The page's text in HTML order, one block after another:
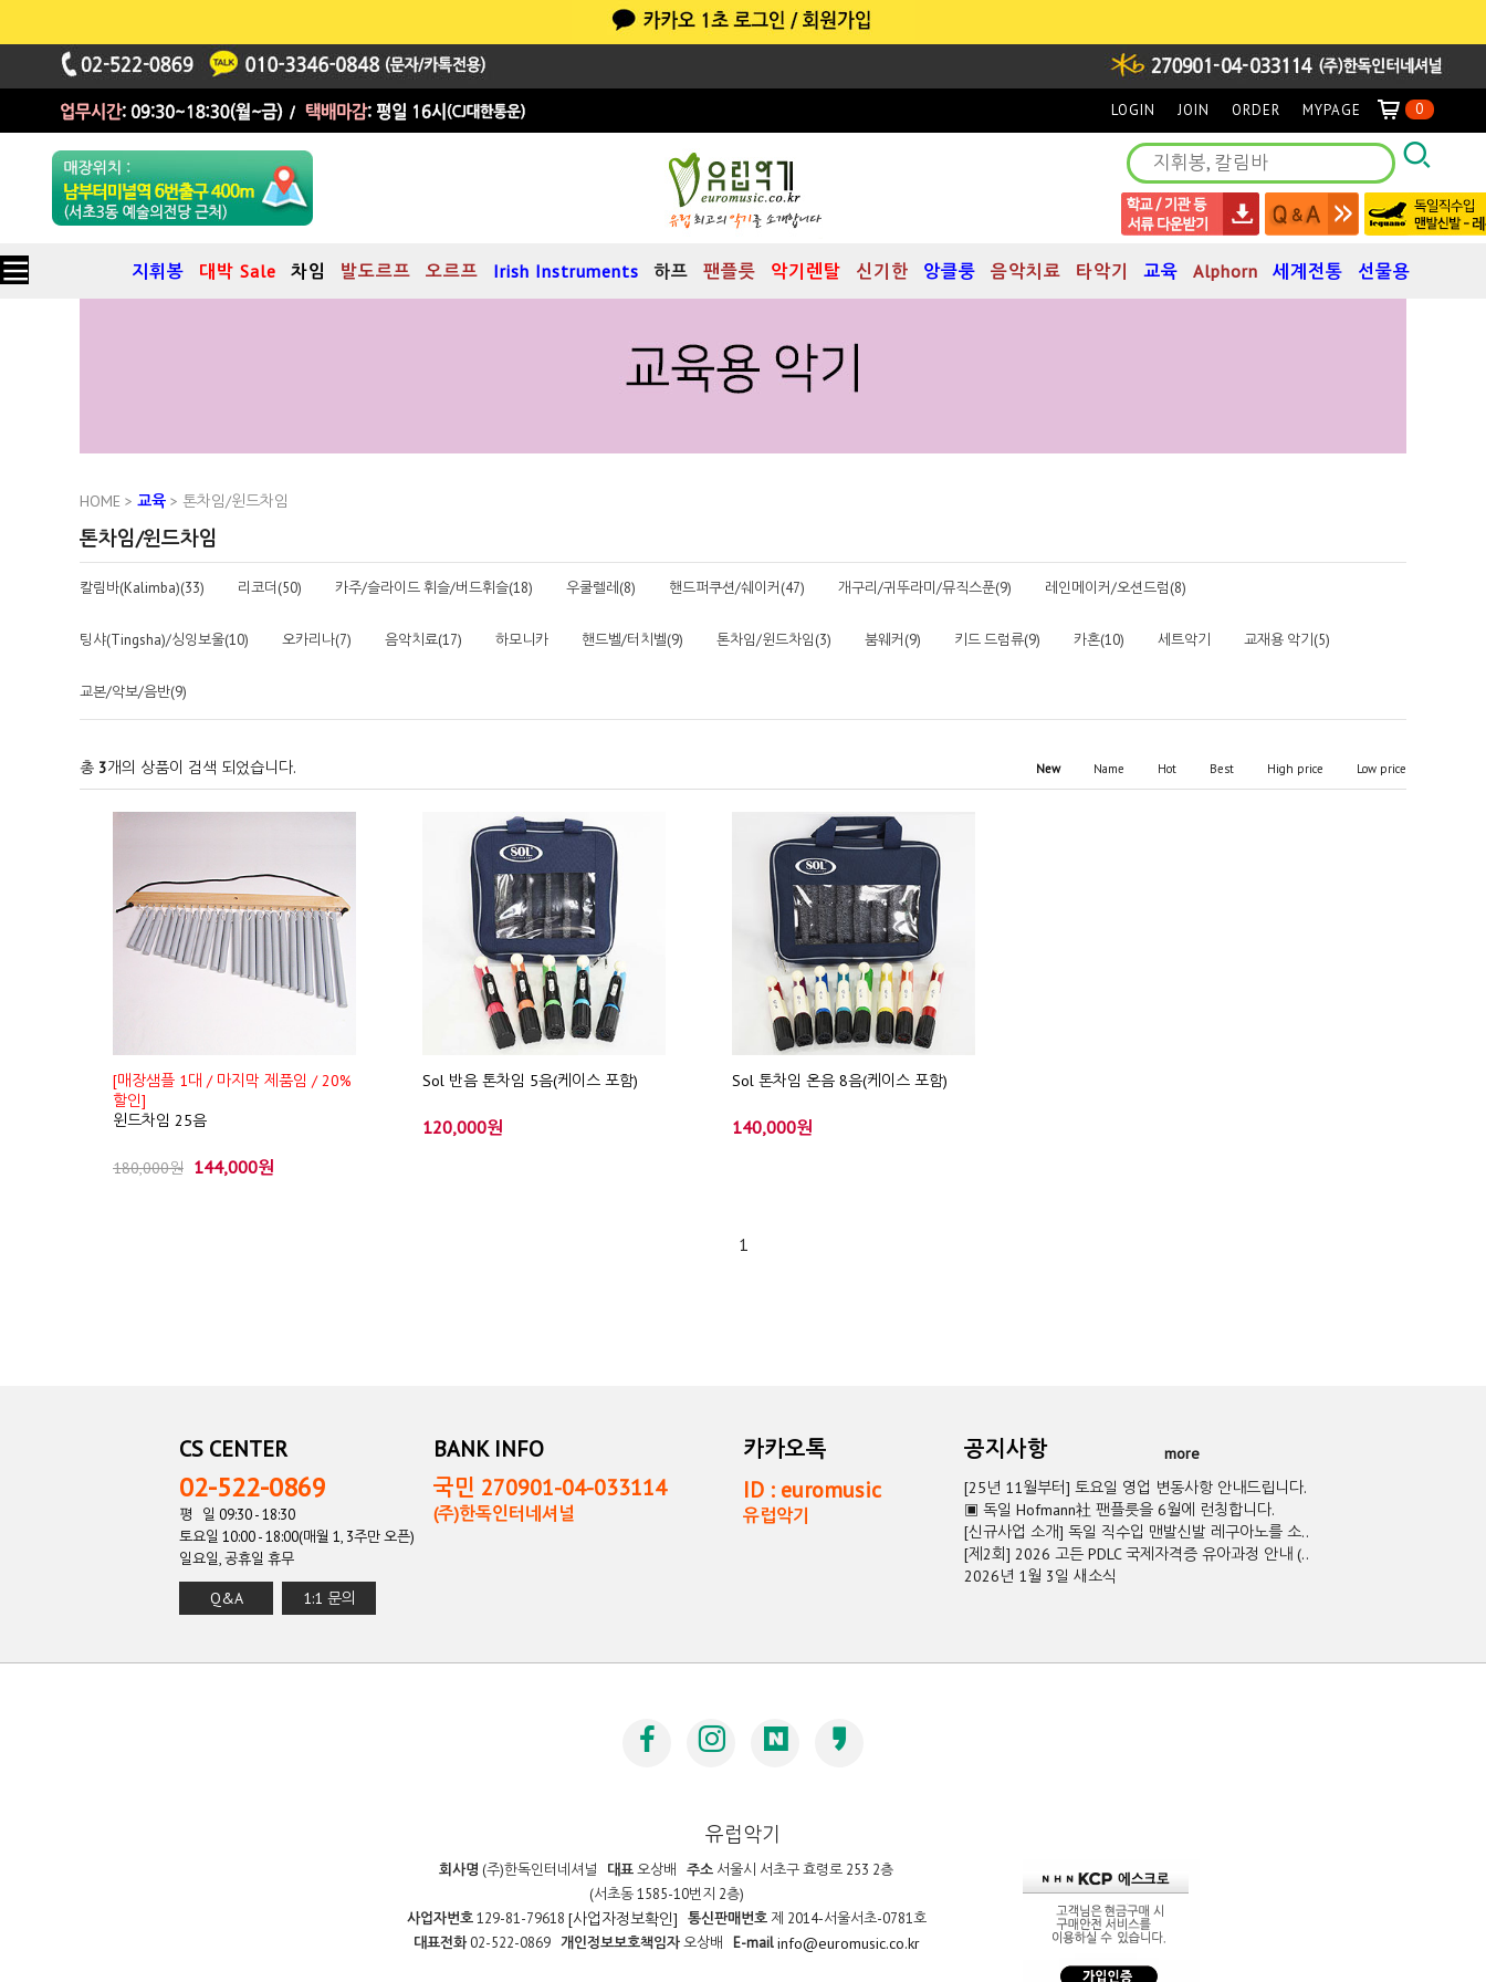
LOGIN JOIN ORDER MYPAGE 0
지휘봉 대박 Sale 차임 발도르프 오르프 Irish Instruments 하프 팬플릇 악기렌탈 신기한 앙클룽 음악치료 타악기 교육 Alphorn 세계전통 선물용
HOME > 교육 > 톤차임/윈드차임
톤차임/윈드차임
칼림바(Kalimba)(33) 리코더(50) 카주/슬라이드 휘슬/버드휘슬(18) 우쿨렐레(8) 핸드퍼쿠션/쉐이커(47) 개구리/귀뚜라미/뮤직스푼(9) 레인메이커/오션드럼(8)
팅샤(Tingsha)/싱잉보울(10) 오카리나(7) 음악치료(17) 하모니카 핸드벨/터치벨(9) 톤차임/윈드차임(3) 붐웨커(9) 키드 드럼류(9) 카혼(10) 세트악기 교재용 악기(5)
교본/악보/음반(9)
총 3개의 상품이 검색 되었습니다. New Name Hot Best High price Low price
[매장샘플 1대 / 마지막 제품임 / 20%
할인]
윈드차임 25음
180,000원 144,000원
Sol 반음 톤차임 5음(케이스 포함)
120,000원
Sol 톤차임 온음 8음(케이스 포함)
140,000원
1
CS CENTER
02-522-0869
평 일 09:30 - 18:30
토요일 10:00 - 18:00(매월 1, 3주만 오픈)
일요일, 공휴일 휴무
Q&A 1:1 문의
BANK INFO
국민 270901-04-033114
(주)한독인터네셔널
카카오톡
ID : euromusic
유럽악기
공지사항
more
[25년 11월부터] 토요일 영업 변동사항 안내드립니다.
▣ 독일 Hofmann社 팬플릇을 6월에 런칭합니다.
[신규사업 소개] 독일 직수입 맨발신발 레구아노를 소..
[제2회] 2026 고든 PDLC 국제자격증 유아과정 안내 (..
2026년 1월 3일 새소식
유럽악기
회사명 (주)한독인터네셔널 대표오상배 주소 서울시 서초구 효령로 253 2층
(서초동 1585-10번지 2층)
사업자번호129-81-79618 [사업자정보확인] 통신판매번호제 2014-서울서초-0781호
대표전화02-522-0869 개인정보보호책임자오상배 E-mail info@euromusic.co.kr